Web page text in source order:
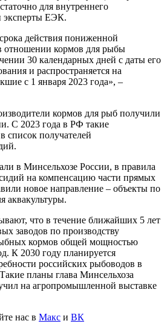
для внутреннего
эксперты ЕЭК.
действия пониженной
кормов для рыбы
30 календарных дней с даты его
и распространяется на
с 1 января 2023 года», –
кормов для рыб получили
С 2023 года в РФ такие
список получателей
в Минсельхозе России, в правила
на компенсацию части прямых
новое направление – объекты по
аквакультуры.
что в течение ближайших 5 лет
заводов по производству
кормов общей мощностью
К 2030 году планируется
российских рыбоводов в
планы глава Минсельхоза
на агропромышленной выставке
нас в Макс и ВК